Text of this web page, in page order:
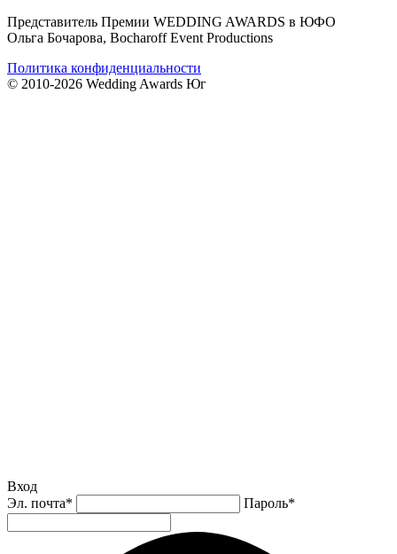
Представитель Премии WEDDING AWARDS в ЮФО
Ольга Бочарова, Bocharoff Event Productions
Политика конфиденциальности
© 2010-2026 Wedding Awards Юг
Вход
Эл. почта* Пароль*